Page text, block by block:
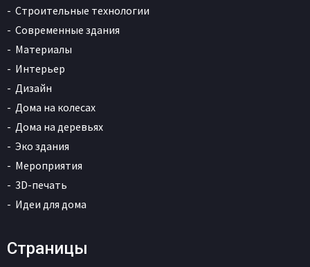
Строительные технологии
Современные здания
Материалы
Интерьер
Дизайн
Дома на колесах
Дома на деревьях
Эко здания
Мероприятия
3D-печать
Идеи для дома
Страницы